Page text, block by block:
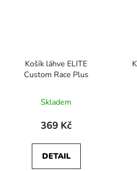
Košík láhve ELITE
Custom Race Plus
Skladem
369 Kč
DETAIL